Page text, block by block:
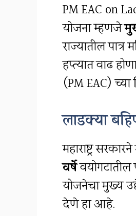
PM EAC on
योजना म्हणजे
राज्यातील
हप्त्यात वाढ
(PM EAC) च्या
लाडक्या
महाराष्ट्र
वर्षेवयोगटातील
योजनेचा मुख्य
देणे हा आहे.